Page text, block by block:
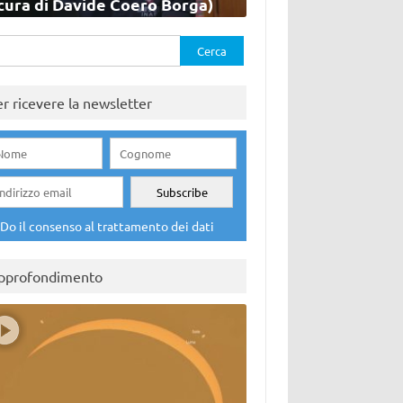
ricevere la newsletter
Do il consenso al trattamento dei dati